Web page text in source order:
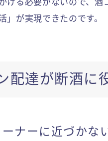
ける必要がないので、
」が実現できたのです。
配達が断酒に
ナーに近づかな